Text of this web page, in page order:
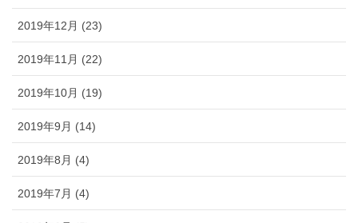
2019年12月 (23)
2019年11月 (22)
2019年10月 (19)
2019年9月 (14)
2019年8月 (4)
2019年7月 (4)